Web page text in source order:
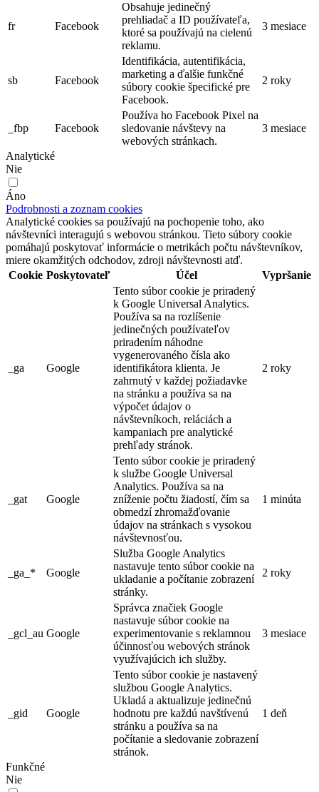
fr Facebook
Obsahuje jedinečný
prehliadač a ID používateľa,
ktoré sa používajú na cielenú
reklamu.
3 mesiace
sb Facebook
Identifikácia, autentifikácia,
marketing a ďalšie funkčné
súbory cookie špecifické pre
Facebook.
2 roky
_fbp Facebook
Používa ho Facebook Pixel na
sledovanie návštevy na
webových stránkach.
3 mesiace
Analytické
Nie
Áno
Podrobnosti a zoznam cookies
Analytické cookies sa používajú na pochopenie toho, ako
návštevníci interagujú s webovou stránkou. Tieto súbory cookie
pomáhajú poskytovať informácie o metrikách počtu návštevníkov,
miere okamžitých odchodov, zdroji návštevnosti atď.
Cookie Poskytovateľ Účel Vypršanie
_ga Google
Tento súbor cookie je priradený
k Google Universal Analytics.
Používa sa na rozlíšenie
jedinečných používateľov
priradením náhodne
vygenerovaného čísla ako
identifikátora klienta. Je
zahrnutý v každej požiadavke
na stránku a používa sa na
výpočet údajov o
návštevníkoch, reláciách a
kampaniach pre analytické
prehľady stránok.
2 roky
_gat Google
Tento súbor cookie je priradený
k službe Google Universal
Analytics. Používa sa na
zníženie počtu žiadostí, čím sa
obmedzí zhromažďovanie
údajov na stránkach s vysokou
návštevnosťou.
1 minúta
_ga_* Google
Služba Google Analytics
nastavuje tento súbor cookie na
ukladanie a počítanie zobrazení
stránky.
2 roky
_gcl_au Google
Správca značiek Google
nastavuje súbor cookie na
experimentovanie s reklamnou
účinnosťou webových stránok
využívajúcich ich služby.
3 mesiace
_gid Google
Tento súbor cookie je nastavený
službou Google Analytics.
Ukladá a aktualizuje jedinečnú
hodnotu pre každú navštívenú
stránku a používa sa na
počítanie a sledovanie zobrazení
stránok.
1 deň
Funkčné
Nie